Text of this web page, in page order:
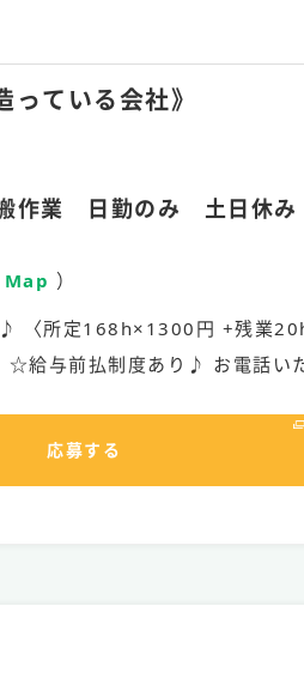
ている会社》
搬作業 日勤のみ 土日休み
）
〈所定168h×1300円 +残業
☆給与前払制度あり♪ お電話い
応募する